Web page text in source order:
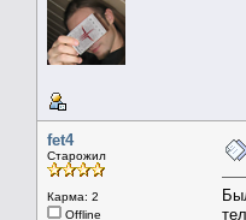
fet4
Старожил
Карма: 2
Offline